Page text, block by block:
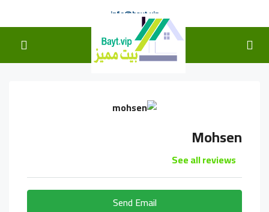
info@bayt.vip
Mohsen
See all reviews
Send Email